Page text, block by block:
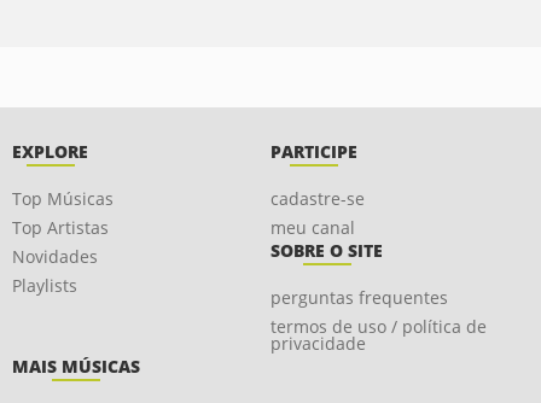
EXPLORE
Top Músicas
Top Artistas
Novidades
Playlists
PARTICIPE
cadastre-se
meu canal
SOBRE O SITE
perguntas frequentes
termos de uso / política de
privacidade
MAIS MÚSICAS